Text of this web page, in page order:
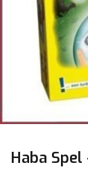
Haba Spel